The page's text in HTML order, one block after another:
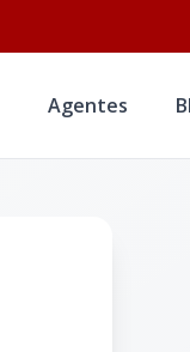
Agentes